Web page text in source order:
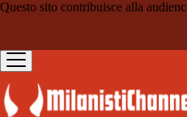
Questo sito contribuisce alla